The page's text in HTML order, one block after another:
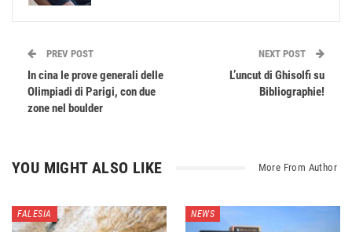
PREV POST
In cina le prove generali delle
Olimpiadi di Parigi, con due
zone nel boulder
NEXT POST
L’uncut di Ghisolfi su
Bibliographie!
YOU MIGHT ALSO LIKE More From Author
FALESIA NEWS